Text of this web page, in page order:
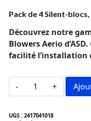
Pack de 4 Silent-
Découvrez notre
Blowers Aerio
facilité l’installation
quantité
de
de
UGS :2417041018